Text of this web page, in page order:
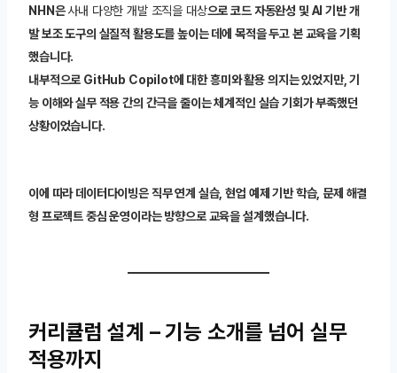
NHN은사내 다양한 개발 조직을 대상으로 코드 자동완성 및 AI 기반 개
발 보조 도구의 실질적 활용도를 높이는 데에 목적을 두고 본 교육을 기획
했습니다.
내부적으로 GitHub Copilot에 대한 흥미와 활용 의지는 있었지만, 기
능 이해와 실무 적용 간의 간극을 줄이는 체계적인 실습 기회가 부족했던
상황이었습니다.
이에 따라 데이터다이빙은 직무 연계 실습, 현업 예제 기반 학습, 문제 해결
형 프로젝트 중심 운영이라는 방향으로 교육을 설계했습니다.
커리큘럼 설계 – 기능 소개를 넘어 실무
적용까지